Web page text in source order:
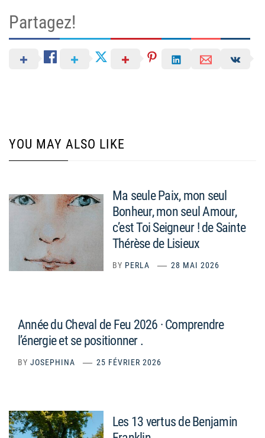
Partagez!
YOU MAY ALSO LIKE
Ma seule Paix, mon seul
Bonheur, mon seul Amour,
c’est Toi Seigneur ! de Sainte
Thérèse de Lisieux
BY PERLA 28 MAI 2026
Année du Cheval de Feu 2026 · Comprendre
l’énergie et se positionner .
BY JOSEPHINA 25 FÉVRIER 2026
Les 13 vertus de Benjamin